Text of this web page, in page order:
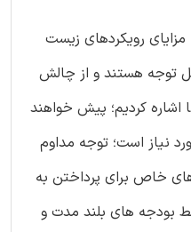
مزایای رویکردهای زیست
توجه هستند و از چالش
کردیم؛ پیش خواهند
نیاز است؛ توجه مداوم
خاص برای پرداختن به
بودجه های بلند مدت و